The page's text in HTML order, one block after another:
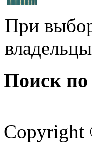
При
Поиск по
Copyright